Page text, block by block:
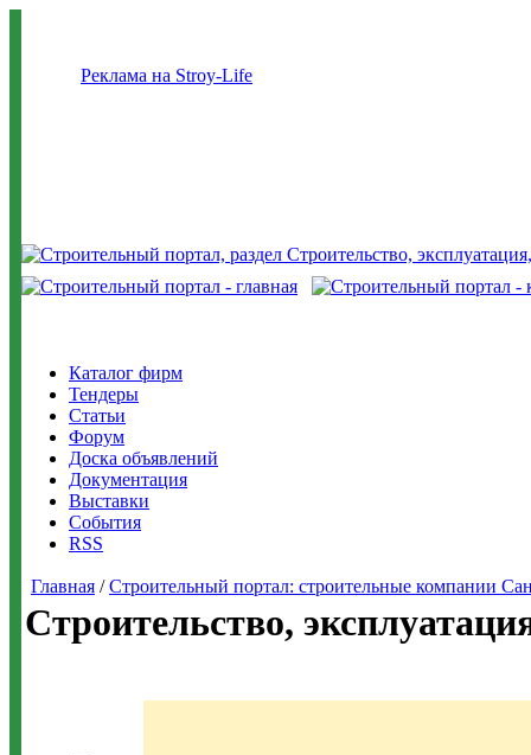
Реклама на Stroy-Life
Каталог фирм
Тендеры
Статьи
Форум
Доска объявлений
Документация
Выставки
События
RSS
Главная /Строительный портал: строительные компании
Строительство,